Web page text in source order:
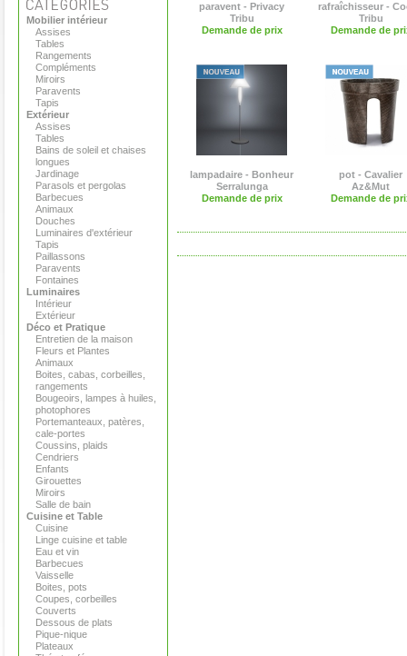
Mobilier intérieur
Assises
Tables
Rangements
Compléments
Miroirs
Paravents
Tapis
Extérieur
Assises
Tables
Bains de soleil et chaises
longues
Jardinage
Parasols et pergolas
Barbecues
Animaux
Douches
Luminaires d'extérieur
Tapis
Paillassons
Paravents
Fontaines
Luminaires
Intérieur
Extérieur
Déco et Pratique
Entretien de la maison
Fleurs et Plantes
Animaux
Boites, cabas, corbeilles,
rangements
Bougeoirs, lampes à huiles,
photophores
Portemanteaux, patères,
cale-portes
Coussins, plaids
Cendriers
Enfants
Girouettes
Miroirs
Salle de bain
Cuisine et Table
Cuisine
Linge cuisine et table
Eau et vin
Barbecues
Vaisselle
Boites, pots
Coupes, corbeilles
Couverts
Dessous de plats
Pique-nique
Plateaux
paravent - Privacy
Tribu
Demande de prix
rafraîchisseur -
Tribu
Demande de
lampadaire - Bonheur
Serralunga
Demande de prix
pot - Cavalier
Az&Mut
Demande de